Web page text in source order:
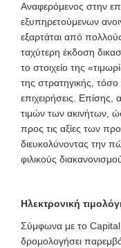
Αναφερόμενος στην
εξυπηρετούμενων
εξαρτάται από
ταχύτερη έκδοση
το στοιχείο της
της στρατηγικής, τόσο
επιχειρήσεις.
τιμών των ακινήτων,
προς τις αξίες των
διευκολύνοντας την
φιλικούς
Ηλεκτρονική
Σύμφωνα με το
δρομολογήσει